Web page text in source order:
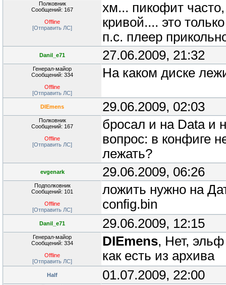
Полковник
Сообщений: 167
Offline
[Отправить ЛС]
хм... пикофит часто,
кривой.... это
п.с. плеер
Danil_e71 27.06.2009, 21:32
Генерал-майор
Сообщений: 334
Offline
[Отправить ЛС]
На каком диске
DIEmens 29.06.2009, 02:03
Полковник
Сообщений: 167
Offline
[Отправить ЛС]
бросал и на Data и
вопрос: в конфиге
лежать?
evgenark 29.06.2009, 06:26
Подполковник
Сообщений: 101
Offline
[Отправить ЛС]
ложить нужно на
config.bin
Danil_e71 29.06.2009, 12:15
Генерал-майор
Сообщений: 334
Offline
[Отправить ЛС]
DIEmens, Нет, эльф
как есть из архива
Half 01.07.2009, 22:00